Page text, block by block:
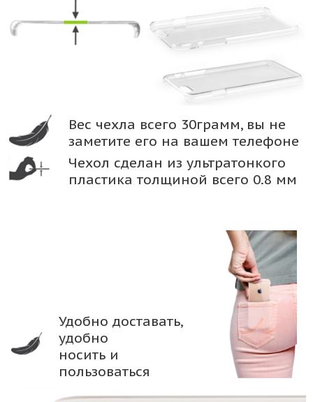
Вес чехла всего 30грамм, вы не
заметите его на вашем телефоне
Чехол сделан из ультратонкого
пластика толщиной всего 0.8 мм
Удобно доставать,
удобно
носить и
пользоваться